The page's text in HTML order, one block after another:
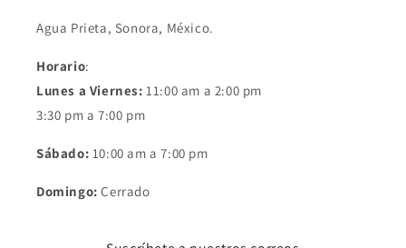
Agua Prieta, Sonora, México.
Horario:
Lunes a Viernes: 11:00 am a 2:00 pm
3:30 pm a 7:00 pm
Sábado: 10:00 am a 7:00 pm
Domingo: Cerrado